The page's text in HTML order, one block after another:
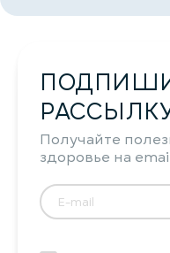
Получайте
здоровье на